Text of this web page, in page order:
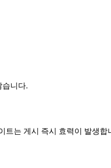
습니다.
트는 게시 즉시 효력이 발생합